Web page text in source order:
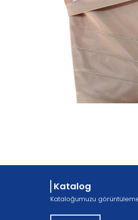
Katalog
Kataloğumuzu